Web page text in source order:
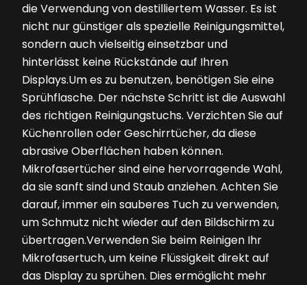
die Verwendung von destilliertem Wasser. Es ist
nicht nur günstiger als spezielle Reinigungsmittel,
sondern auch vielseitig einsetzbar und
hinterlässt keine Rückstände auf Ihren
Displays.Um es zu benutzen, benötigen Sie eine
Sprühflasche. Der nächste Schritt ist die Auswahl
des richtigen Reinigungstuchs. Verzichten Sie auf
Küchenrollen oder Geschirrtücher, da diese
abrasive Oberflächen haben können.
Mikrofasertücher sind eine hervorragende Wahl,
da sie sanft sind und Staub anziehen. Achten Sie
darauf, immer ein sauberes Tuch zu verwenden,
um Schmutz nicht wieder auf den Bildschirm zu
übertragen.Verwenden Sie beim Reinigen Ihr
Mikrofasertuch, um keine Flüssigkeit direkt auf
das Display zu sprühen. Dies ermöglicht mehr